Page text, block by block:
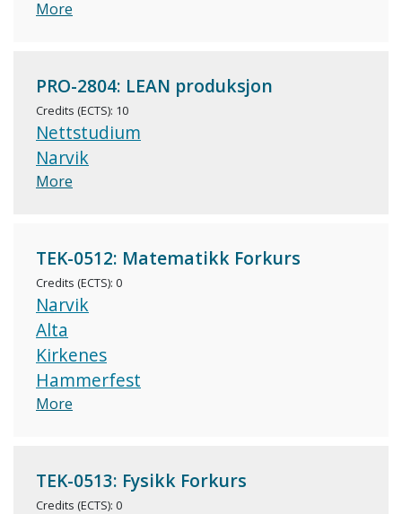
More
PRO-2804: LEAN produksjon
Credits (ECTS): 10
Nettstudium
Narvik
More
TEK-0512: Matematikk Forkurs
Credits (ECTS): 0
Narvik
Alta
Kirkenes
Hammerfest
More
TEK-0513: Fysikk Forkurs
Credits (ECTS): 0